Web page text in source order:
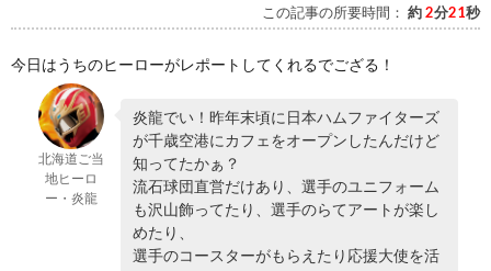
この記事の所要時間： 約2分21秒
今日はうちのヒーローがレポートしてくれるでござる！
北海道ご当
地ヒーロ
ー・炎龍
炎龍でい！昨年末頃に日本ハムファイターズ
が千歳空港にカフェをオープンしたんだけど
知ってたかぁ？
流石球団直営だけあり、選手のユニフォーム
も沢山飾ってたり、選手のらてアートが楽し
めたり、
選手のコースターがもらえたり応援大使を活